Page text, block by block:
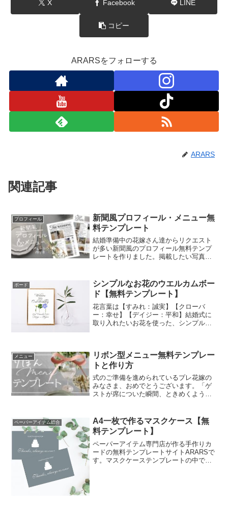
X Facebook LINE
コピー
ARARSをフォローする
ARARS
関連記事
プロフィール
新聞風プロフィール・メニュー無
料テンプレート
結婚準備中の花嫁さん達からリクエスト
が多い新聞風のプロフィール無料テンプ
レートを作りました。掲載したい写真の
ボード
シンプルなお花のウエルカムボー
ド【無料テンプレート】
花言葉は【すみれ：誠実】【クローバ
ー：幸せ】【デイジー：平和】結婚式に
取り入れたいお花を使った、シンプルだ
メニュー
リボン型メニュー無料テンプレー
トと作り方
式のご準備を進められているプレ花嫁の
みなさま、おめでとうございます。「ゲ
ストが席についた瞬間、ときめくような
ペーパーアイテムを探している」そんな
理想を叶えるために、海...
ペーパーアイテム総合
A4一枚で作るマスクケース【無
料テンプレート】
ペーパーアイテム専門店が作る手作りカ
ードの無料テンプレートサイトARARSで
す。マスクケーステンプレートの中で一